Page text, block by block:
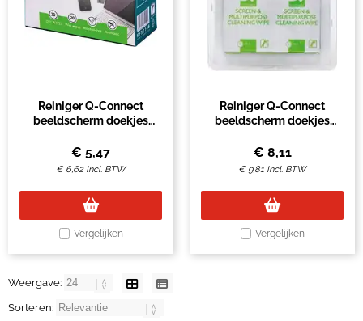
Reiniger Q-Connect
beeldscherm doekjes
€ 5,47
€ 6,62 Incl. BTW
Vergelijken
Reiniger Q-Connect
beeldscherm doekjes
€ 8,11
€ 9,81 Incl. BTW
Vergelijken
Weergave:
Sorteren: